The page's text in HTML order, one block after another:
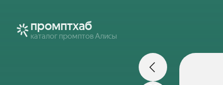
промптхаб
каталог промптов Алисы